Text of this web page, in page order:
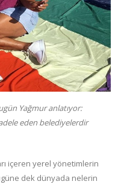
Yağmur anlatıyor:
eden belediyelerdir
içeren yerel yönetimlerin
dek dünyada nelerin